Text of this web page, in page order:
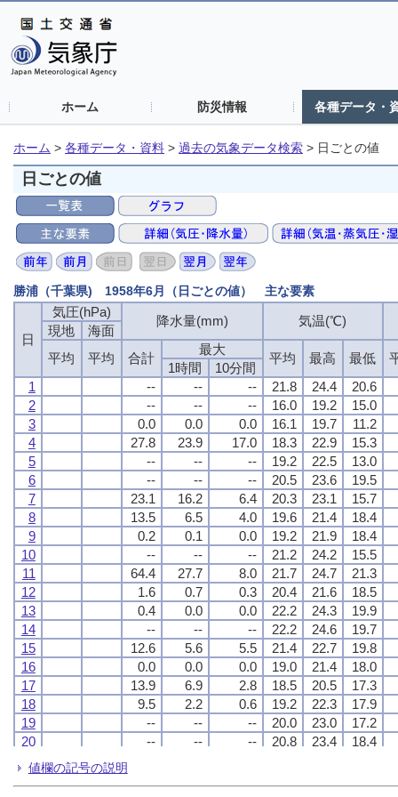
ホーム 防災情報 各種データ・
ホーム > 各種データ・資料 > 過去の気象データ検索 > 日ごとの値
日ごとの値
勝浦（千葉県) 1958年6月（日ごとの値） 主な要素
日
気圧(hPa)
降水量(mm) 気温(℃)
現地
海面
平均
平均 合計
最大
平均 最高 最低
1時間
10分間
1
-- -- -- 21.8 24.4
20.6
2
-- -- -- 16.0 19.2
15.0
3
0.0 0.0 0.0 16.1 19.7
11.2
4
27.8 23.9 17.0 18.3 22.9
15.3
5
-- -- -- 19.2 22.5
13.0
6
-- -- -- 20.5 23.6
19.5
7
23.1 16.2 6.4 20.3 23.1
15.7
8
13.5 6.5 4.0 19.6 21.4
18.4
9
0.2 0.1 0.0 19.2 21.9
18.4
10
-- -- -- 21.2 24.2
15.5
11
64.4 27.7 8.0 21.7 24.7
21.3
12
1.6 0.7 0.3 20.4 21.6
18.5
13
0.4 0.0 0.0 22.2 24.3
19.9
14
-- -- -- 22.2 24.6
19.7
15
12.6 5.6 5.5 21.4 22.7
19.8
16
0.0 0.0 0.0 19.0 21.4
18.0
17
13.9 6.9 2.8 18.5 20.5
17.3
18
9.5 2.2 0.6 19.2 22.3
17.9
19
-- -- -- 20.0 23.0
17.2
20
-- -- -- 20.8 23.4
18.4
21
22
日
気圧(hPa)
降水量(mm) 気温(℃)
現地
海面
平均
平均 合計
最大
平均 最高 最低
1時間
10分間
1
-- -- -- 21.8 24.4
20.6
2
-- -- -- 16.0 19.2
15.0
3
0.0 0.0 0.0 16.1 19.7
11.2
4
27.8 23.9 17.0 18.3 22.9
15.3
5
-- -- -- 19.2 22.5
13.0
6
-- -- -- 20.5 23.6
19.5
7
23.1 16.2 6.4 20.3 23.1
15.7
8
13.5 6.5 4.0 19.6 21.4
18.4
9
0.2 0.1 0.0 19.2 21.9
18.4
10
-- -- -- 21.2 24.2
15.5
11
64.4 27.7 8.0 21.7 24.7
21.3
12
1.6 0.7 0.3 20.4 21.6
18.5
13
0.4 0.0 0.0 22.2 24.3
19.9
14
-- -- -- 22.2 24.6
19.7
15
12.6 5.6 5.5 21.4 22.7
19.8
16
0.0 0.0 0.0 19.0 21.4
18.0
17
13.9 6.9 2.8 18.5 20.5
17.3
18
9.5 2.2 0.6 19.2 22.3
17.9
19
-- -- -- 20.0 23.0
17.2
20
-- -- -- 20.8 23.4
18.4
21
22
日
気圧(hPa)
降水量(mm) 気温(℃)
現地
海面
平均
平均 合計
最大
平均 最高 最低
1時間
10分間
1
-- -- -- 21.8 24.4
20.6
2
-- -- -- 16.0 19.2
15.0
3
0.0 0.0 0.0 16.1 19.7
11.2
4
27.8 23.9 17.0 18.3 22.9
15.3
5
-- -- -- 19.2 22.5
13.0
6
-- -- -- 20.5 23.6
19.5
7
23.1 16.2 6.4 20.3 23.1
15.7
8
13.5 6.5 4.0 19.6 21.4
18.4
9
0.2 0.1 0.0 19.2 21.9
18.4
10
-- -- -- 21.2 24.2
15.5
11
64.4 27.7 8.0 21.7 24.7
21.3
12
1.6 0.7 0.3 20.4 21.6
18.5
13
0.4 0.0 0.0 22.2 24.3
19.9
14
-- -- -- 22.2 24.6
19.7
15
12.6 5.6 5.5 21.4 22.7
19.8
16
0.0 0.0 0.0 19.0 21.4
18.0
17
13.9 6.9 2.8 18.5 20.5
17.3
18
9.5 2.2 0.6 19.2 22.3
17.9
19
-- -- -- 20.0 23.0
17.2
20
-- -- -- 20.8 23.4
18.4
21
22
日
気圧(hPa)
降水量(mm) 気温(℃)
現地
海面
平均
平均 合計
最大
平均 最高 最低
1時間
10分間
1
-- -- -- 21.8 24.4
20.6
2
-- -- -- 16.0 19.2
15.0
3
0.0 0.0 0.0 16.1 19.7
11.2
4
27.8 23.9 17.0 18.3 22.9
15.3
5
-- -- -- 19.2 22.5
13.0
6
-- -- -- 20.5 23.6
19.5
7
23.1 16.2 6.4 20.3 23.1
15.7
8
13.5 6.5 4.0 19.6 21.4
18.4
9
0.2 0.1 0.0 19.2 21.9
18.4
10
-- -- -- 21.2 24.2
15.5
11
64.4 27.7 8.0 21.7 24.7
21.3
12
1.6 0.7 0.3 20.4 21.6
18.5
13
0.4 0.0 0.0 22.2 24.3
19.9
14
-- -- -- 22.2 24.6
19.7
15
12.6 5.6 5.5 21.4 22.7
19.8
16
0.0 0.0 0.0 19.0 21.4
18.0
17
13.9 6.9 2.8 18.5 20.5
17.3
18
9.5 2.2 0.6 19.2 22.3
17.9
19
-- -- -- 20.0 23.0
17.2
20
-- -- -- 20.8 23.4
18.4
21
22
値欄の記号の説明